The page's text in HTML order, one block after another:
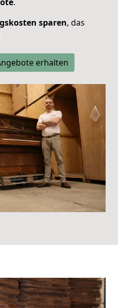
sparen, das
erhalten